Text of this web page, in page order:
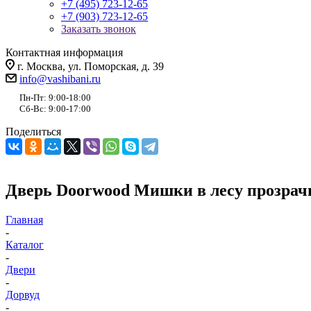
+7 (495) 723-12-65
+7 (903) 723-12-65
Заказать звонок
Контактная информация
г. Москва, ул. Поморская, д. 39
info@vashibani.ru
Пн-Пт: 9:00-18:00
Сб-Вс: 9:00-17:00
Поделиться
Дверь Doorwood Мишки в лесу
Главная
-
Каталог
-
Двери
-
Дорвуд
-